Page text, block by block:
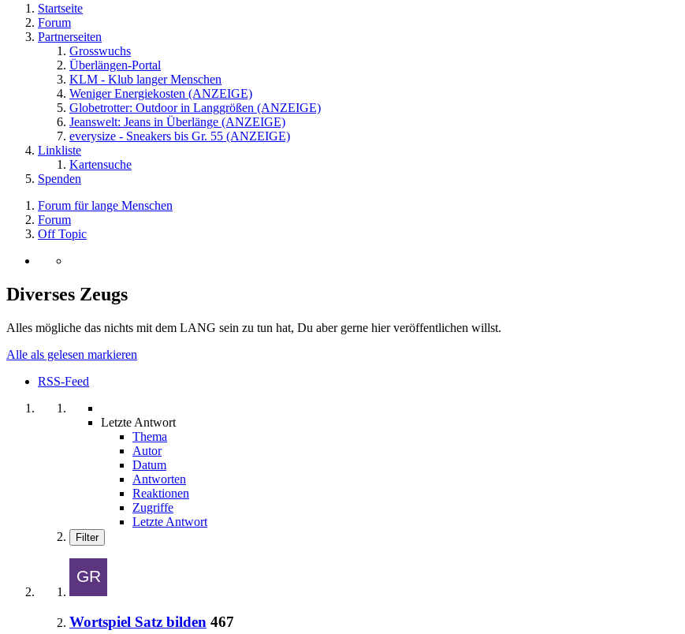
Startseite
Forum
Partnerseiten
Grosswuchs
Überlängen-Portal
KLM - Klub langer Menschen
Weniger Energiekosten (ANZEIGE)
Globetrotter: Outdoor in Langgrößen (ANZEIGE)
Jeanswelt: Jeans in Überlänge (ANZEIGE)
everysize - Sneakers bis Gr. 55 (ANZEIGE)
Linkliste
Kartensuche
Spenden
Forum für lange Menschen
Forum
Off Topic
Diverses Zeugs
Alles mögliche das nichts mit dem LANG sein zu tun hat, Du aber gerne hier veröffentlichen willst.
Alle als gelesen markieren
RSS-Feed
Letzte Antwort
Thema
Autor
Datum
Antworten
Reaktionen
Zugriffe
Letzte Antwort
Filter
Wortspiel Satz bilden 467